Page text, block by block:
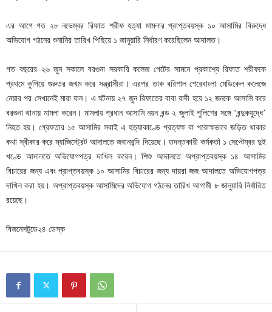
এর আগে গত ২৮ নভেম্বর রিফাত শরীফ হত্যা মামলার প্রাপ্তবয়স্ক ১০ আসামির বিরুদ্ধে
অভিযোগ গঠনের শুনানির তারিখ পিছিয়ে ১ জানুয়ারি নির্ধারণ করেছিলেন আদালত।
গত বছরের ২৬ জুন সকালে বরগুনা সরকারি কলেজ গেটের সামনে প্রকাশ্যে রিফাত শরীফকে
প্রথমে কুপিয়ে গুরুতর জখম করে সন্ত্রাসীরা। এরপর তাক বরিশাল শেরেবাংলা মেডিকেল কলেজে
নেয়ার পর সেখানেই মারা যান। এ ঘটনায় ২৭ জুন রিফাতের বাবা বাদী হয়ে ১২ জনকে আসামি করে
বরগুনা থানায় মামলা করেন। মামলায় প্রধান আসামি নয়ন বন্ড ২ জুলাই পুলিশের সঙ্গে ‘বন্দুকযুদ্ধে’
নিহত হয়। গ্রেফতার ১৫ আসামির সবাই এ হত্যাকাণ্ডে প্রত্যক্ষ বা পরোক্ষভাবে জড়িত থাকার
কথা স্বীকার করে ম্যাজিস্ট্রেট আদালতে জবানবন্দি দিয়েছে। তদন্তকারী কর্মকর্তা ১ সেপ্টেম্বর দুই
খণ্ডে আদালতে অভিযোগপত্র দাখিল করেন। শিশু আদালতে অপ্রাপ্তবয়স্ক ১৪ আসামির
বিচারের জন্য এবং প্রাপ্তবয়স্ক ১০ আসামির বিচারের জন্য দায়রা জজ আদালতে অভিযোগপত্র
দাখিল করা হয়। অপ্রাপ্তবয়স্ক আসামিদের অভিযোগ গঠনের তারিখ আগামী ৮ জানুয়ারি নির্ধারিত
রয়েছে।
বিজনেসটুডে২৪ ডেস্ক